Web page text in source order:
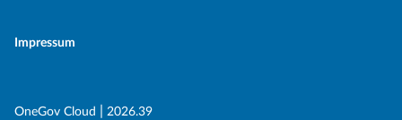
Impressum
OneGov Cloud (External Link)
2026.39